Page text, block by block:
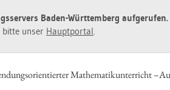
Baden-Würt­tem­berg auf­ge­ru­fen.
bitte unser Haupt­por­tal.
Ma­the­ma­tik­un­ter­richt